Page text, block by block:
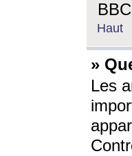
Haut
»
Les